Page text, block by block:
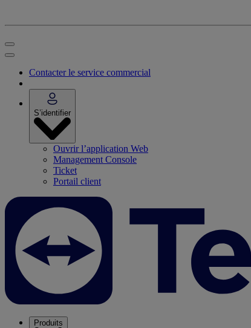
Contacter le service commercial
S’identifier
Ouvrir l’application Web
Management Console
Ticket
Portail client
Produits